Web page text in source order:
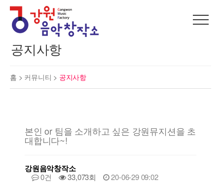
공지사항
홈 > 커뮤니티 > 공지사항
본인 or 팀을 소개하고 싶은 강원뮤지션을 초
대합니다~!
강원음악창작소
0건 33,073회 20-06-29 09:02